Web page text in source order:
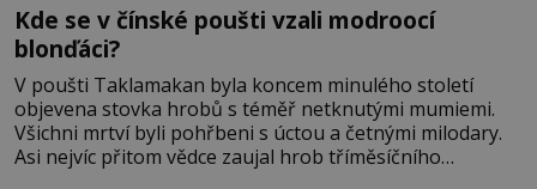
Kde se v čínské poušti vzali modroocí
blonďáci?
V poušti Taklamakan byla koncem minulého století
objevena stovka hrobů s téměř netknutými mumiemi.
Všichni mrtví byli pohřbeni s úctou a četnými milodary.
Asi nejvíc přitom vědce zaujal hrob tříměsíčního